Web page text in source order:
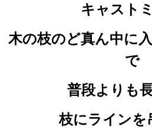
キャスト
木の枝のど真ん中に
で
普段よりも
枝にラインを